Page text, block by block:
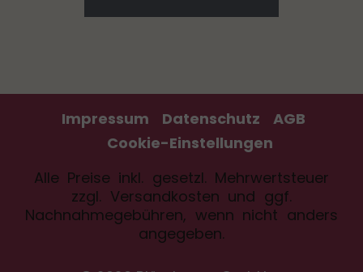
Impressum Datenschutz
AGB
Cookie-Einstellungen
Alle Preise inkl. gesetzl. Mehrwertsteuer
zzgl. Versandkosten und ggf.
Nachnahmegebühren, wenn nicht anders
angegeben.